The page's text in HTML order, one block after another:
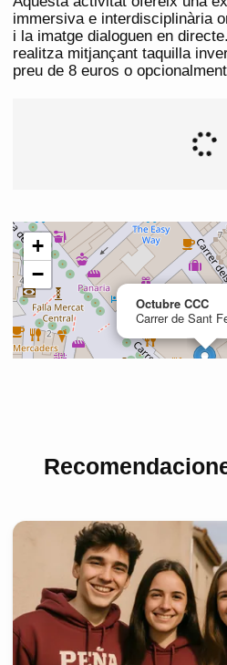
immersiva e interdisciplinària
i la imatge dialoguen en
realitza mitjançant taquilla
preu de 8 euros o